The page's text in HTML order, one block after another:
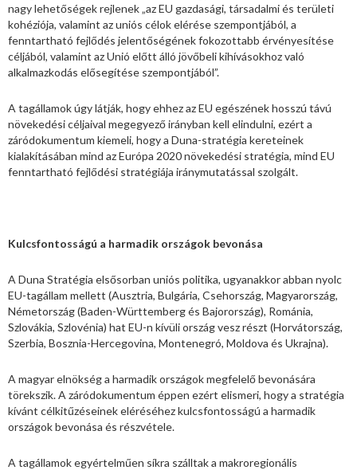
nagy lehetőségek rejlenek „az EU gazdasági, társadalmi és területi
kohéziója, valamint az uniós célok elérése szempontjából, a
fenntartható fejlődés jelentőségének fokozottabb érvényesítése
céljából, valamint az Unió előtt álló jövőbeli kihívásokhoz való
alkalmazkodás elősegítése szempontjából”.
A tagállamok úgy látják, hogy ehhez az EU egészének hosszú távú
növekedési céljaival megegyező irányban kell elindulni, ezért a
záródokumentum kiemeli, hogy a Duna-stratégia kereteinek
kialakításában mind az Európa 2020 növekedési stratégia, mind EU
fenntartható fejlődési stratégiája iránymutatással szolgált.
Kulcsfontosságú a harmadik országok bevonása
A Duna Stratégia elsősorban uniós politika, ugyanakkor abban nyolc
EU-tagállam mellett (Ausztria, Bulgária, Csehország, Magyarország,
Németország (Baden-Württemberg és Bajorország), Románia,
Szlovákia, Szlovénia) hat EU-n kívüli ország vesz részt (Horvátország,
Szerbia, Bosznia-Hercegovina, Montenegró, Moldova és Ukrajna).
A magyar elnökség a harmadik országok megfelelő bevonására
törekszik. A záródokumentum éppen ezért elismeri, hogy a stratégia
kívánt célkitűzéseinek eléréséhez kulcsfontosságú a harmadik
országok bevonása és részvétele.
A tagállamok egyértelműen síkra szálltak a makroregionális